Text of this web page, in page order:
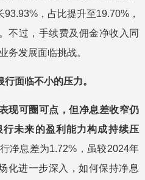
，占比提升至19.70%，
不过，手续费及佣金净收入同
务发展面临挑战。
面临不小的压力。
现可圈可点，但净息差收窄仍
未来的盈利能力构成持续压
净息差为1.72%，虽较2024年
化进一步深入，如何保持净息